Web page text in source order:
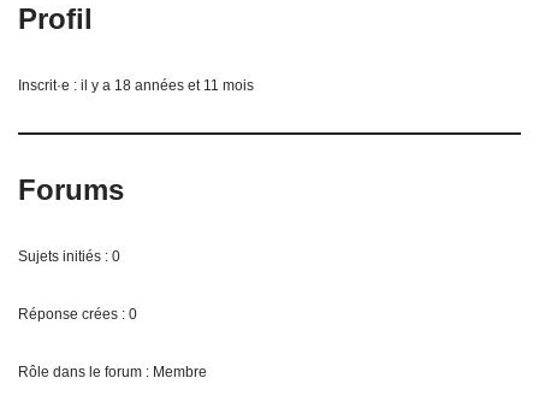
Profil
Inscrit·e : il y a 18 années et 11 mois
Forums
Sujets initiés : 0
Réponse crées : 0
Rôle dans le forum : Membre